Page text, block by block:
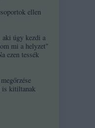
ellen
aki úgy kezdi a
mi a helyzet"
ezen tessék
is kitiltanak